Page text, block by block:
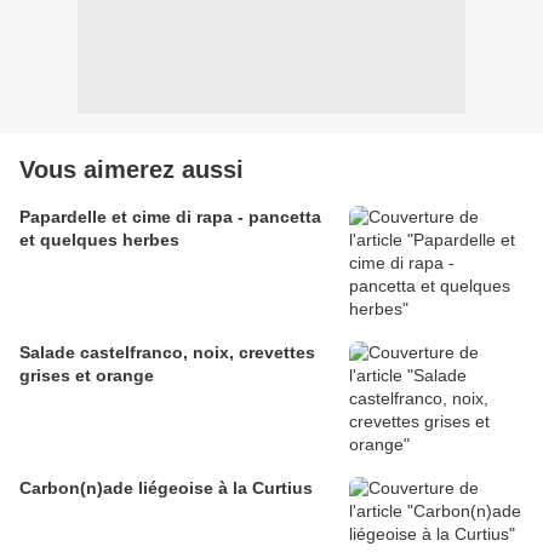
Vous aimerez aussi
Papardelle et cime di rapa - pancetta
et quelques herbes
Salade castelfranco, noix, crevettes
grises et orange
Carbon(n)ade liégeoise à la Curtius